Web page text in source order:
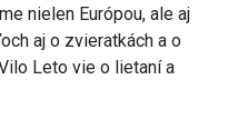
nielen Európou, ale aj
aj o zvieratkách a o
Leto vie o lietaní a